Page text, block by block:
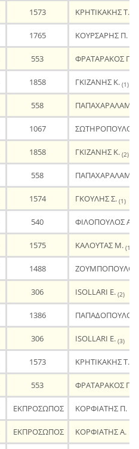
1573 ΚΡΗΤΙΚΑΚΗΣ Τ.
1765 ΚΟΥΡΣΑΡΗΣ Π.
553 ΦΡΑΤΑΡΑΚΟΣ Γ.
1858 ΓΚΙΖΑΝΗΣ Κ.(1)
558
1067 ΣΩΤΗΡΟΠΟΥΛΟΣ
1858 ΓΚΙΖΑΝΗΣ Κ.(2)
558
1574 ΓΚΟΥΛΗΣ Σ.(1)
540 ΦΙΛΟΠΟΥΛΟΣ Α.
1575 ΚΑΛΟΥΤΑΣ Μ.(1)
1488
306 ISOLLARI E.(2)
1386 ΠΑΠΑΔΟΠΟΥΛΟΣ
306 ISOLLARI E.(3)
1573 ΚΡΗΤΙΚΑΚΗΣ Τ.
553 ΦΡΑΤΑΡΑΚΟΣ Γ.
ΕΚΠΡΟΣΩΠΟΣ ΚΟΡΦΙΑΤΗΣ Π.
ΕΚΠΡΟΣΩΠΟΣ ΚΟΡΦΙΑΤΗΣ Α.